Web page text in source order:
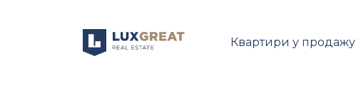
Квартири у продажу